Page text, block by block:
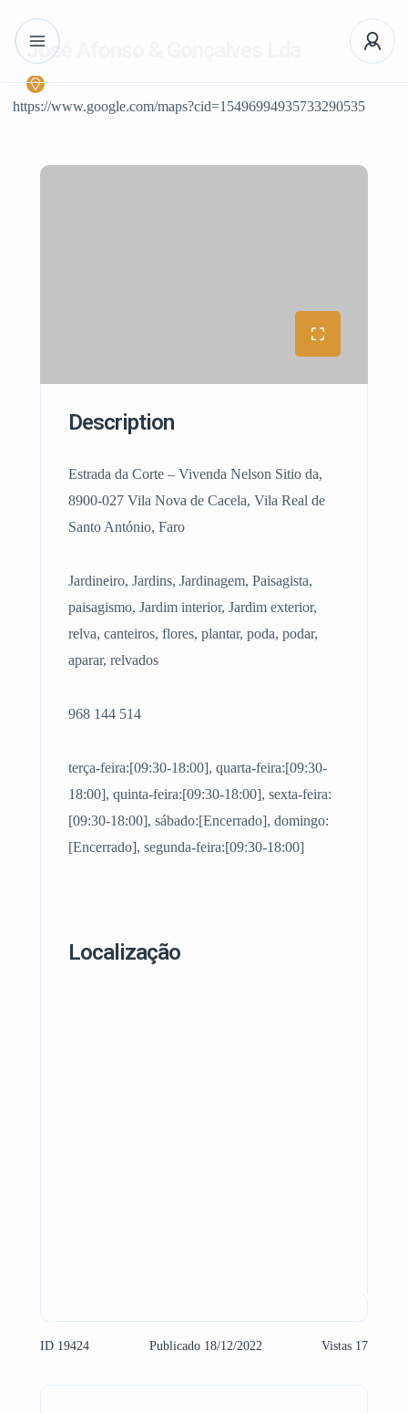
José Afonso & Gonçalves Lda
https://www.google.com/maps?cid=15496994935733290535
Description
Estrada da Corte – Vivenda Nelson Sitio da,
8900-027 Vila Nova de Cacela, Vila Real de
Santo António, Faro
Jardineiro, Jardins, Jardinagem, Paisagista,
paisagismo, Jardim interior, Jardim exterior,
relva, canteiros, flores, plantar, poda, podar,
aparar, relvados
968 144 514
terça-feira:[09:30-18:00], quarta-feira:[09:30-
18:00], quinta-feira:[09:30-18:00], sexta-feira:
[09:30-18:00], sábado:[Encerrado], domingo:
[Encerrado], segunda-feira:[09:30-18:00]
Localização
ID 19424 Publicado 18/12/2022 Vistas 17